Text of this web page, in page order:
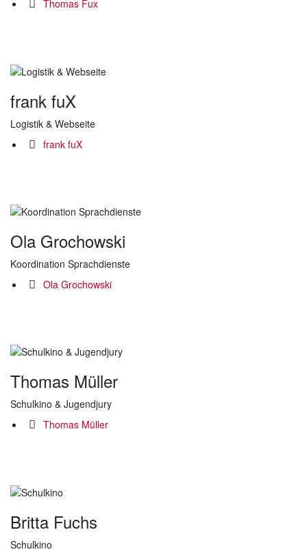
Thomas Fux
frank fuX
Logistik & Webseite
frank fuX
Ola Grochowski
Koordination Sprachdienste
Ola Grochowski
Thomas Müller
Schulkino & Jugendjury
Thomas Müller
Britta Fuchs
Schulkino